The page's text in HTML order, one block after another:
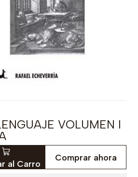
VOLUMEN I
al Carro
Comprar ahora